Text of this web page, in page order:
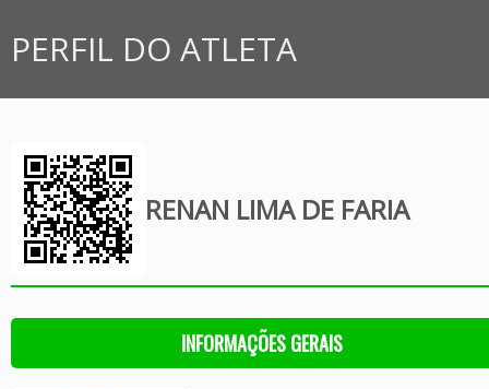
PERFIL DO ATLETA
RENAN LIMA DE FARIA
INFORMAÇÕES GERAIS